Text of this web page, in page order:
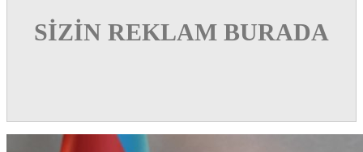
SİZİN REKLAM BURADA